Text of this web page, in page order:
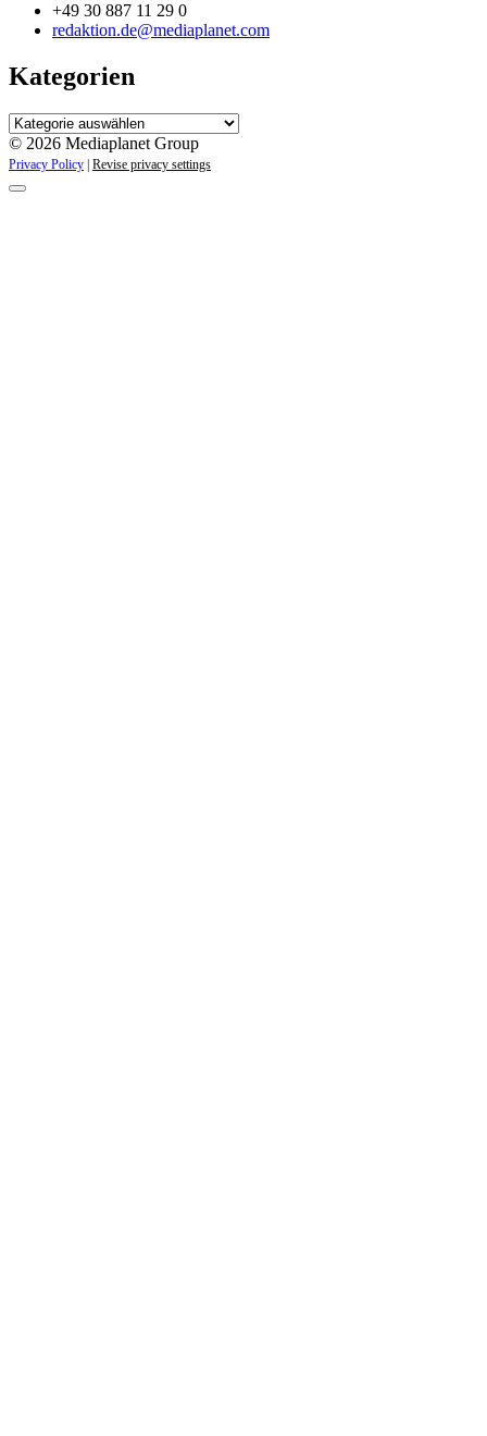
+49 30 887 11 29 0
redaktion.de@mediaplanet.com
Kategorien
Kategorien
© 2026 Mediaplanet Group
Privacy Policy Revise privacy settings